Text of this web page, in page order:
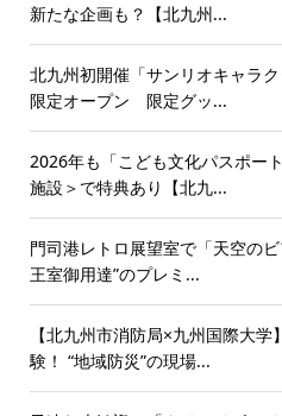
新たな企画も？【北九州...
北九州初開催「サンリオキャラ
限定オープン 限定グッ...
2026年も「こども文化パスポー
施設＞で特典あり【北九...
門司港レトロ展望室で「天空の
王室御用達”のプレミ...
【北九州市消防局×九州国際大
験！ “地域防災”の現場...